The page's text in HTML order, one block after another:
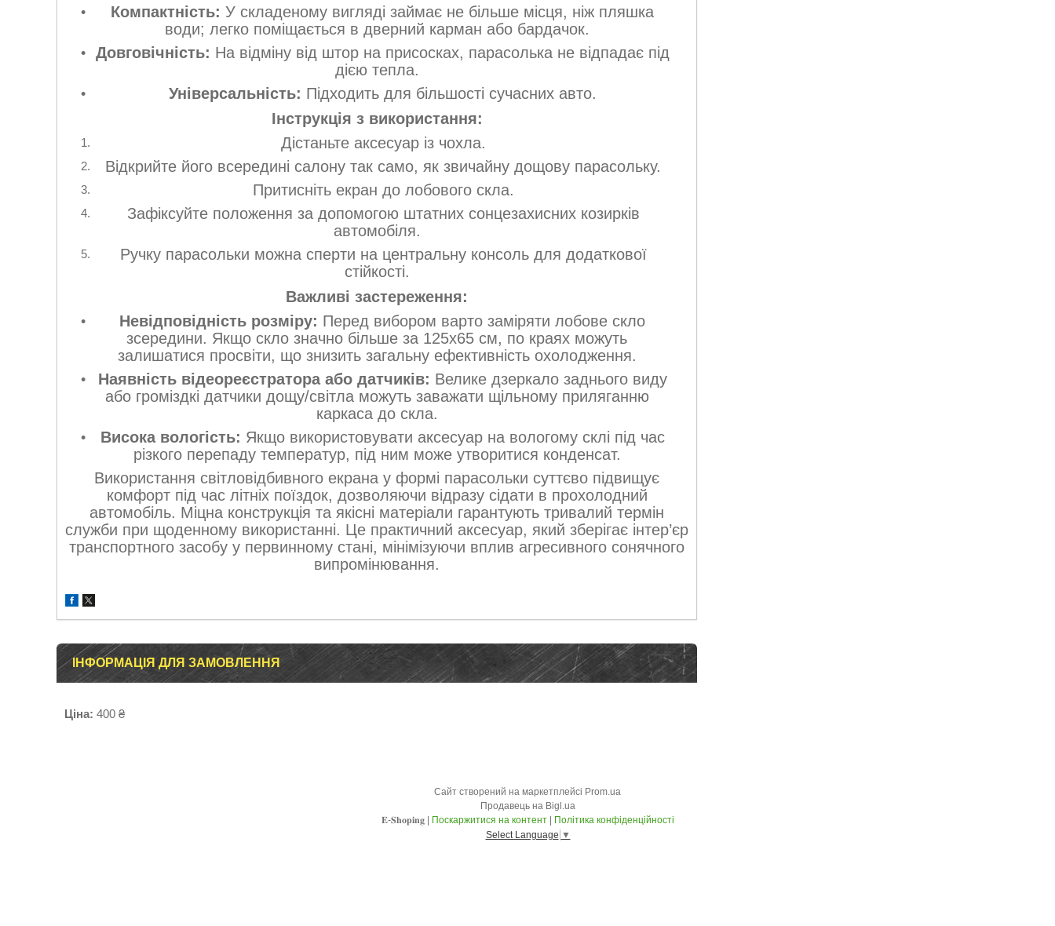
Компактність: У складеному вигляді займає не більше місця, ніж пляшка
води; легко поміщається в дверний карман або бардачок.
Довговічність: На відміну від штор на присосках, парасолька не відпадає під
дією тепла.
Універсальність: Підходить для більшості сучасних авто.
Інструкція з використання:
Дістаньте аксесуар із чохла.
Відкрийте його всередині салону так само, як звичайну дощову парасольку.
Притисніть екран до лобового скла.
Зафіксуйте положення за допомогою штатних сонцезахисних козирків
автомобіля.
Ручку парасольки можна сперти на центральну консоль для додаткової
стійкості.
Важливі застереження:
Невідповідність розміру: Перед вибором варто заміряти лобове скло
зсередини. Якщо скло значно більше за 125х65 см, по краях можуть
залишатися просвіти, що знизить загальну ефективність охолодження.
Наявність відеореєстратора або датчиків: Велике дзеркало заднього виду
або громіздкі датчики дощу/світла можуть заважати щільному приляганню
каркаса до скла.
Висока вологість: Якщо використовувати аксесуар на вологому склі під час
різкого перепаду температур, під ним може утворитися конденсат.
Використання світловідбивного екрана у формі парасольки суттєво підвищує
комфорт під час літніх поїздок, дозволяючи відразу сідати в прохолодний
автомобіль. Міцна конструкція та якісні матеріали гарантують тривалий термін
служби при щоденному використанні. Це практичний аксесуар, який зберігає інтер’єр
транспортного засобу у первинному стані, мінімізуючи вплив агресивного сонячного
випромінювання.
ІНФОРМАЦІЯ ДЛЯ ЗАМОВЛЕННЯ
Ціна: 400 ₴
Сайт створений на маркетплейсі Prom.ua
Продавець на Bigl.ua
Поскаржитися на контент
Політика конфіденційності
Select Language ▼